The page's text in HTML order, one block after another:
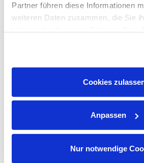
Partner führen diese Informationen
weiteren Daten zusammen, die Sie
Verarbeitung Ihrer Daten in den USA
Informationen zu Cookies finden Sie
Datenschutzhinweisen .
Cookies
Anpassen
Nur notwendige
LinkedIn-Profil